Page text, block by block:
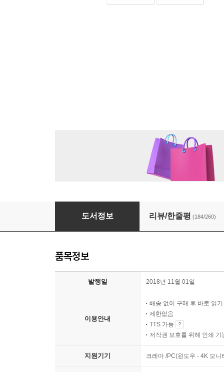
당신이 남긴 증오
도서정보 리뷰/한줄평 (184/260)
품목정보
발행일 2018년 11월 01일
이용안내
배송 없이 구매 후 바로 읽기
제한없음
TTS 가능
저작권 보호를 위해 인쇄 기
지원기기 크레마 /PC(윈도우 - 4K 모